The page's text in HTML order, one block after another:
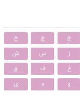
ج چ
ح
ژ س
ش
غ ف
ق
و ه ی